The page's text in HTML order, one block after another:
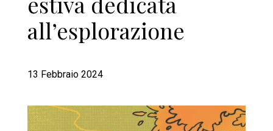
all’esplorazione
13 Febbraio 2024